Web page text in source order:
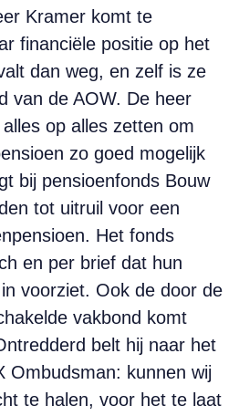
Kramer komt te
financiële positie op het
dan weg, en zelf is ze
van de AOW. De heer
op alles zetten om
zo goed mogelijk
bij pensioenfonds Bouw
tot uitruil voor een
Het fonds
en per brief dat hun
voorziet. Ook de door de
vakbond komt
belt hij naar het
Ombudsman: kunnen wij
te halen, voor het te laat